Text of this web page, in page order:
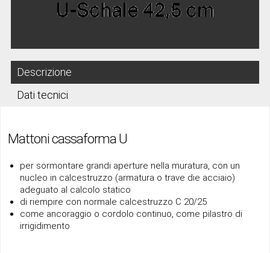
Descrizione
Dati tecnici
Mattoni cassaforma U
per sormontare grandi aperture nella muratura, con un
nucleo in calcestruzzo (armatura o trave die acciaio)
adeguato al calcolo statico
di riempire con normale calcestruzzo C 20/25
come ancoraggio o cordolo continuo, come pilastro di
irrigidimento